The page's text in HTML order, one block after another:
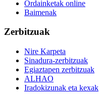
Ordainketak online
Baimenak
Zerbitzuak
Nire Karpeta
Sinadura-zerbitzuak
Egiaztapen zerbitzuak
ALHAO
Iradokizunak eta kexak